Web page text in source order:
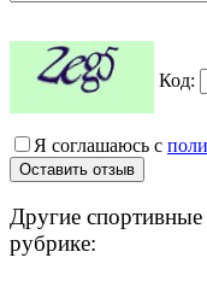
Код:
Я соглашаюсь с
Другие
рубрике: